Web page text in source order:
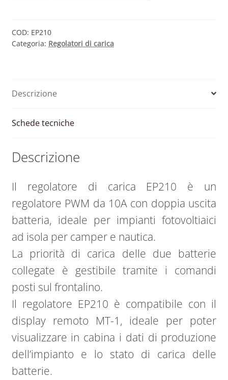
10A
12/24V
batterie
EP210
Solar
COD: EP210
Categoria: Regolatori di carica
Descrizione
Schede tecniche
Descrizione
Il regolatore di carica EP210 è un
regolatore PWM da 10A con doppia uscita
batteria, ideale per impianti fotovoltiaici
ad isola per camper e nautica.
La priorità di carica delle due batterie
collegate è gestibile tramite i comandi
posti sul frontalino.
Il regolatore EP210 è compatibile con il
display remoto MT-1, ideale per poter
visualizzare in cabina i dati di produzione
dell’impianto e lo stato di carica delle
batterie.